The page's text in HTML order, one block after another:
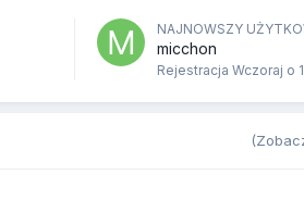
NAJNOWSZY
micchon
Rejestracja Wczoraj o